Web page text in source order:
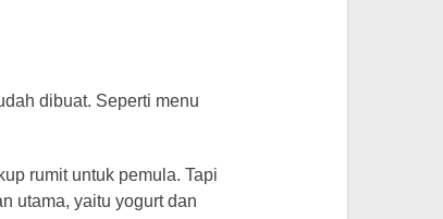
dibuat. Seperti menu
rumit untuk pemula. Tapi
utama, yaitu yogurt dan